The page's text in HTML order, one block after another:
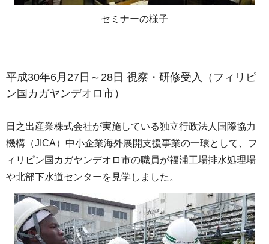
セミナーの様子
平成30年6月27日～28日 視察・研修受入（フィリピ
ン国カガヤンデオロ市）
日之出産業株式会社が実施している独立行政法人国際協力
機構（JICA）中小企業海外展開支援事業の一環として、フ
ィリピン国カガヤンデオロ市の職員が福浦工場排水処理場
や北部下水道センターを見学しました。